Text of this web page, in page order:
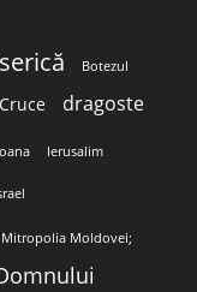
Botezul
Cruce dragoste
Ierusalim
Mitropolia Moldovei;